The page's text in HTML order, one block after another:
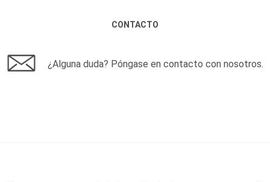
CONTACTO
¿Alguna duda? Póngase en contacto con nosotros.